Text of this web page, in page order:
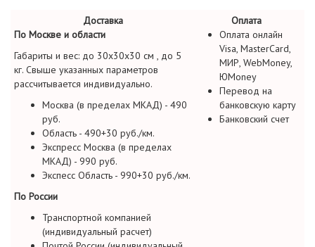
Доставка
Оплата
По Москве и области
Габариты и вес: до 30х30х30 см , до 5
кг. Свыше указанных параметров
рассчитывается индивидуально.
Москва (в пределах МКАД) - 490
руб.
Область - 490+30 руб./км.
Экспресс Москва (в пределах
МКАД) - 990 руб.
Экспесс Область - 990+30 руб./км.
По России
Транспортной компанией
(индивидуальный расчет)
Оплата онлайн
Visa, MasterCard,
МИР, WebMoney,
ЮMoney
Перевод на
банковскую карту
Банковский счет